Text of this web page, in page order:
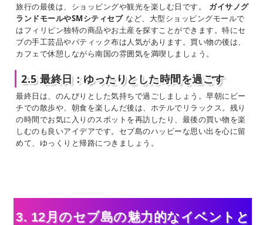
旅行の最後は、ショッピングや観光を楽しむ日です。
ガイサノグ
ランドモールやSMシティセブ など、大型ショッピングモールで
はフィリピン独特の商品やお土産を探すことができます。特にセ
ブの手工芸品やバティック布は人気があります。買い物の後は、
カフェで休憩しながら南国の雰囲気を満喫しましょう。
2.5 最終日：ゆったりとした時間を過ごす
最終日は、のんびりとした気持ちで過ごしましょう。早朝にビー
チでの散歩や、朝食を楽しんだ後は、ホテルでリラックス。残り
の時間でお気に入りのスポットを再訪したり、最後の買い物を楽
しむのも良いアイデアです。セブ島のハッピーな思い出を心に留
めて、ゆっくりと帰路につきましょう。
3. 12月のセブ島の魅力的なイベントと